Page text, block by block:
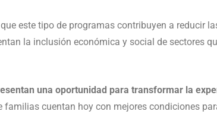
este tipo de programas contribuyen a reducir
la inclusión económica y social de sectores
una oportunidad para transformar la
familias cuentan hoy con mejores condiciones